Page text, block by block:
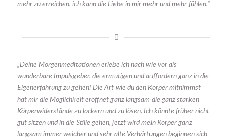
mehr zu erreichen, ich kann die Liebe in mir mehr und mehr fühlen.“
„Deine Morgenmeditationen erlebe ich nach wie vor als
wunderbare Impulsgeber, die ermutigen und auffordern ganz in die
Eigenerfahrung zu gehen! Die Art wie du den Körper mitnimmst
hat mir die Möglichkeit eröffnet ganz langsam die ganz starken
Körperwiderstände zu lockern und zu lösen. Ich könnte früher nicht
gut sitzen und in die Stille gehen, jetzt wird mein Körper ganz
langsam immer weicher und sehr alte Verhärtungen beginnen sich